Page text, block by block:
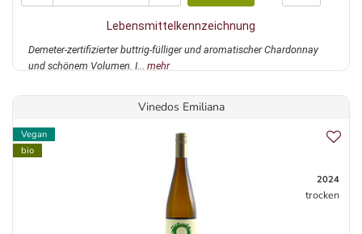
Lebensmittelkennzeichnung
Demeter-zertifizierter buttrig-fülliger und aromatischer Chardonnay
und schönem Volumen. I... mehr
Vinedos Emiliana
Vegan
bio
2024
trocken